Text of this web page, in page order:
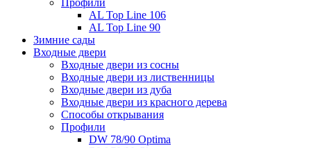
Профили
AL Top Line 106
AL Top Line 90
Зимние сады
Входные двери
Входные двери из сосны
Входные двери из лиственницы
Входные двери из дуба
Входные двери из красного дерева
Способы открывания
Профили
DW 78/90 Optima